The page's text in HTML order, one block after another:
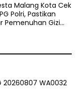
Malang Kota Cek
Polri, Pastikan
Pemenuhan Gizi